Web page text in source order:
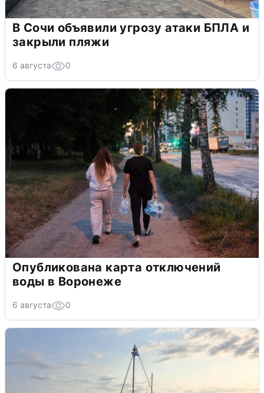
В Сочи объявили угрозу атаки БПЛА и
закрыли пляжи
6 августа 0
Опубликована карта отключений
воды в Воронеже
6 августа 0